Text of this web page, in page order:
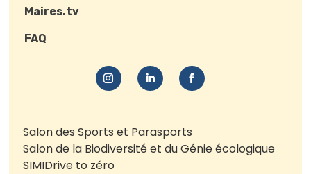
Maires.tv
FAQ
Salon des Sports et Parasports
Salon de la Biodiversité et du Génie écologique
SIMIDrive to zéro